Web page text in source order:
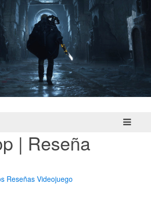
| Reseña
Reseñas Videojuego